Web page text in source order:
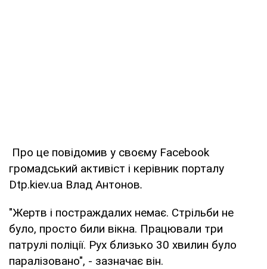
Про це повідомив у своєму Facebook
громадський активіст і керівник порталу
Dtp.kiev.ua Влад Антонов.
"Жертв і постраждалих немає. Стрільби не
було, просто били вікна. Працювали три
патрулі поліції. Рух близько 30 хвилин було
паралізовано", - зазначає він.